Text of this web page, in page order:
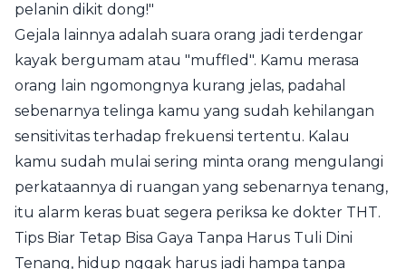
pelanin dikit dong!"
Gejala lainnya adalah suara orang jadi terdengar
kayak bergumam atau "muffled". Kamu merasa
orang lain ngomongnya kurang jelas, padahal
sebenarnya telinga kamu yang sudah kehilangan
sensitivitas terhadap frekuensi tertentu. Kalau
kamu sudah mulai sering minta orang mengulangi
perkataannya di ruangan yang sebenarnya tenang,
itu alarm keras buat segera periksa ke dokter THT.
Tips Biar Tetap Bisa Gaya Tanpa Harus Tuli Dini
Tenang, hidup nggak harus jadi hampa tanpa